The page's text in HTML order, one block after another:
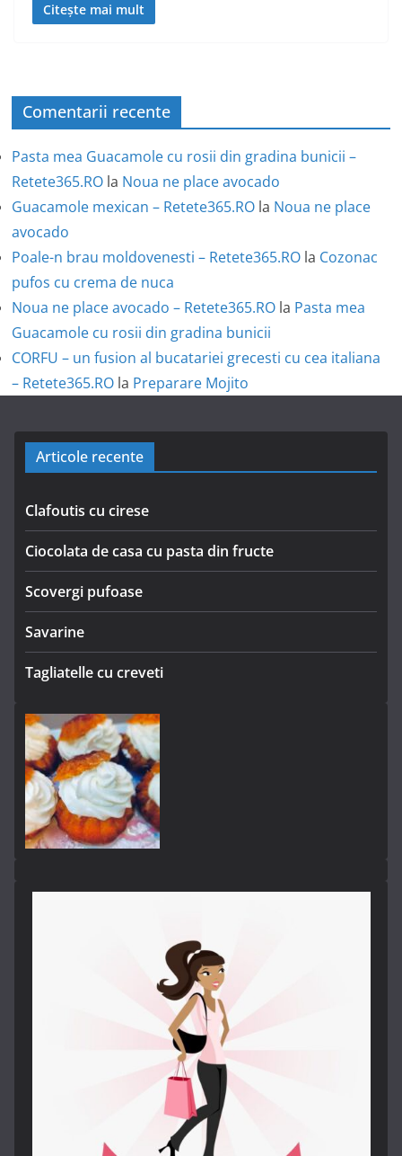
Citește mai mult
Comentarii recente
Pasta mea Guacamole cu rosii din gradina bunicii –
Retete365.RO la Noua ne place avocado
Guacamole mexican – Retete365.RO la Noua ne place
avocado
Poale-n brau moldovenesti – Retete365.RO la Cozonac
pufos cu crema de nuca
Noua ne place avocado – Retete365.RO la Pasta mea
Guacamole cu rosii din gradina bunicii
CORFU – un fusion al bucatariei grecesti cu cea italiana
– Retete365.RO la Preparare Mojito
Articole recente
Clafoutis cu cirese
Ciocolata de casa cu pasta din fructe
Scovergi pufoase
Savarine
Tagliatelle cu creveti